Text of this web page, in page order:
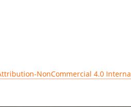
NonCommercial 4.0